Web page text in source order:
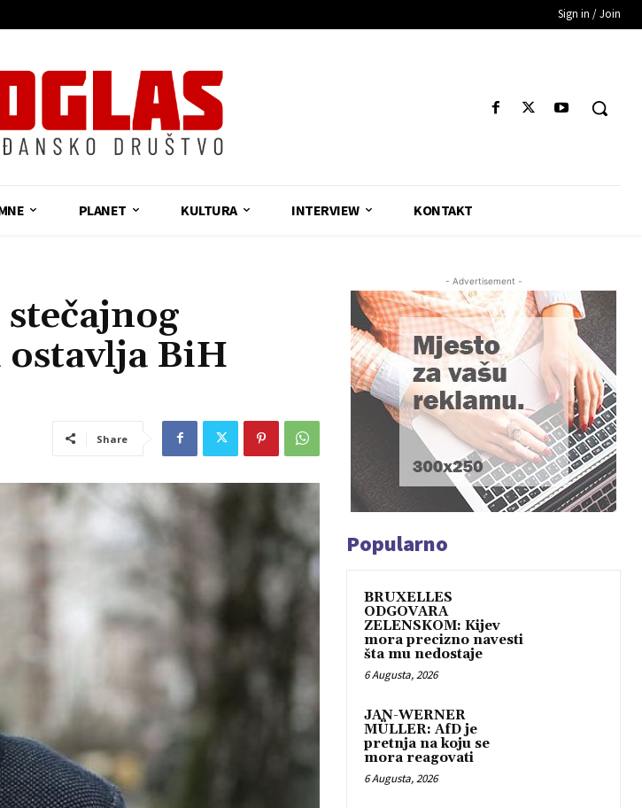
Sign in / Join
PLANET KULTURA INTERVIEW KONTAKT
ostavlja BiH
Share
- Advertisement -
Popularno
BRUXELLES
ODGOVARA
ZELENSKOM: Kijev
mora precizno navesti
šta mu nedostaje
6 Augusta, 2026
JAN-WERNER
MÜLLER: AfD je
pretnja na koju se
mora reagovati
6 Augusta, 2026